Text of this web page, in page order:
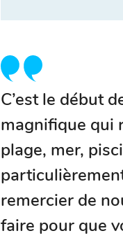
C’est le début
magnifique qui
plage, mer,
remercier de
faire pour que